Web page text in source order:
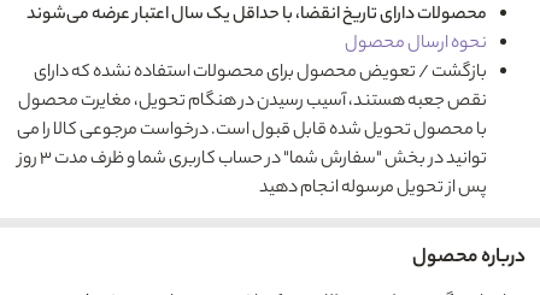
محصولات دارای تاریخ انقضا، با حداقل یک سال اعتبار عرضه می‌شوند
نحوه ارسال محصول
بازگشت / تعویض محصول برای محصولات استفاده نشده که دارای
نقص جعبه هستند، آسیب رسیدن در هنگام تحویل، مغایرت محصول
با محصول تحویل شده قابل قبول است. درخواست مرجوعی کالا را می
توانید در بخش "سفارش شما" در حساب کاربری شما و ظرف مدت ۳ روز
پس از تحویل مرسوله انجام دهید
درباره محصول